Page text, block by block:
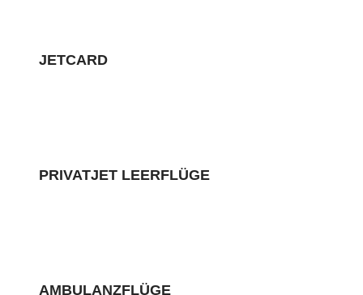
JETCARD
PRIVATJET LEERFLÜGE
AMBULANZFLÜGE